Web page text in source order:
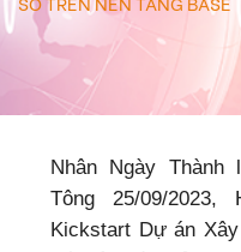
Nhân Ngày Thành
Tông 25/09/2023,
Kickstart Dự án